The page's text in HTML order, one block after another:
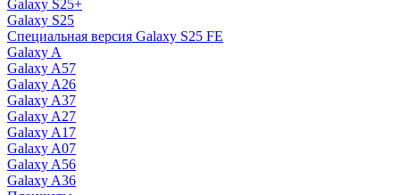
Galaxy S25+
Galaxy S25
Специальная версия Galaxy S25 FE
Galaxy A
Galaxy A57
Galaxy A26
Galaxy A37
Galaxy A27
Galaxy A17
Galaxy A07
Galaxy A56
Galaxy A36